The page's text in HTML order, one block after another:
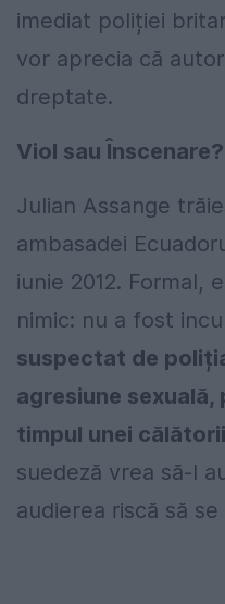
imediat poliției
vor aprecia că
dreptate.
Viol sau Înscenare?
Julian Assange
ambasadei
iunie 2012. Formal,
nimic: nu a fost
suspectat de
agresiune
timpul unei
suedeză vrea să-l
audierea riscă să